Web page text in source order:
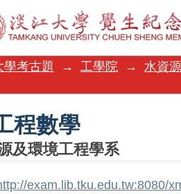
程數學
學考古題
→ 工學院 → 水資
程數學
及環境工程學系
exam.lib.tku.edu.tw:8080/